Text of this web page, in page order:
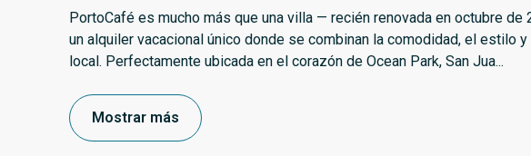
PortoCafé es mucho más que una villa — recién renovada en octubre de
un alquiler vacacional único donde se combinan la comodidad, el estilo
local. Perfectamente ubicada en el corazón de Ocean Park, San Jua...
Mostrar más